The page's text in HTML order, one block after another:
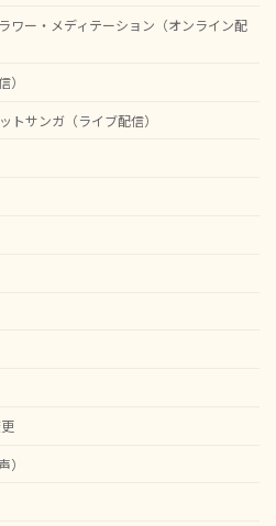
ワー・メディテーション（オンライン配
）
トサンガ（ライブ配信）
）